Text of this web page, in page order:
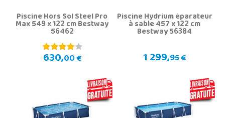
Piscine Hors Sol Steel Pro
Max 549 x 122 cm Bestway
56462
630,00 €
Piscine Hydrium éparateur
à sable 457 x 122 cm
Bestway 56384
1 299,95 €